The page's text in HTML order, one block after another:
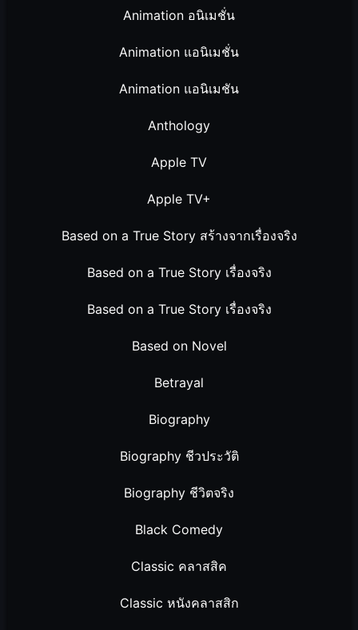
Animation อนิเมชั่น
Animation แอนิเมชั่น
Animation แอนิเมชัน
Anthology
Apple TV
Apple TV+
Based on a True Story สร้างจากเรื่องจริง
Based on a True Story เรื่องจริง
Based on a True Story เรื่องจริง
Based on Novel
Betrayal
Biography
Biography ชีวประวัติ
Biography ชีวิตจริง
Black Comedy
Classic คลาสสิค
Classic หนังคลาสสิก